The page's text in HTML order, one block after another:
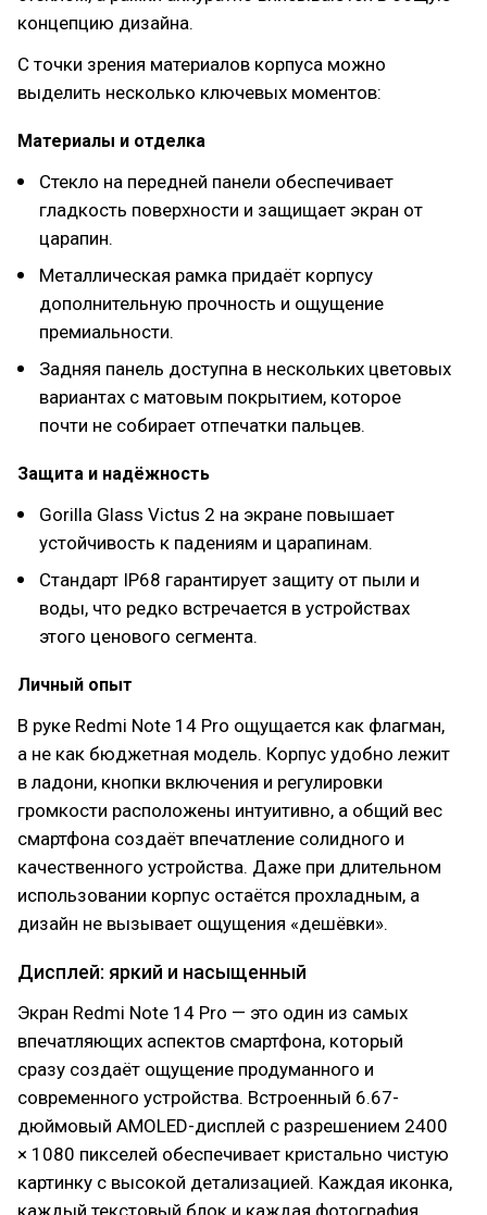
концепцию дизайна.
С точки зрения материалов корпуса можно
выделить несколько ключевых моментов:
Материалы и отделка
Стекло на передней панели обеспечивает
гладкость поверхности и защищает экран от
царапин.
Металлическая рамка придаёт корпусу
дополнительную прочность и ощущение
премиальности.
Задняя панель доступна в нескольких цветовых
вариантах с матовым покрытием, которое
почти не собирает отпечатки пальцев.
Защита и надёжность
Gorilla Glass Victus 2 на экране повышает
устойчивость к падениям и царапинам.
Стандарт IP68 гарантирует защиту от пыли и
воды, что редко встречается в устройствах
этого ценового сегмента.
Личный опыт
В руке Redmi Note 14 Pro ощущается как флагман,
а не как бюджетная модель. Корпус удобно лежит
в ладони, кнопки включения и регулировки
громкости расположены интуитивно, а общий вес
смартфона создаёт впечатление солидного и
качественного устройства. Даже при длительном
использовании корпус остаётся прохладным, а
дизайн не вызывает ощущения «дешёвки».
Дисплей: яркий и насыщенный
Экран Redmi Note 14 Pro — это один из самых
впечатляющих аспектов смартфона, который
сразу создаёт ощущение продуманного и
современного устройства. Встроенный 6.67-
дюймовый AMOLED-дисплей с разрешением 2400
× 1080 пикселей обеспечивает кристально чистую
картинку с высокой детализацией. Каждая иконка,
каждый текстовый блок и каждая фотография